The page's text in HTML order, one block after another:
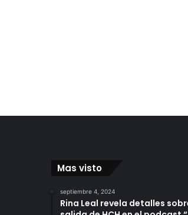
Mas visto
septiembre 4, 2024
Rina Leal revela detalles